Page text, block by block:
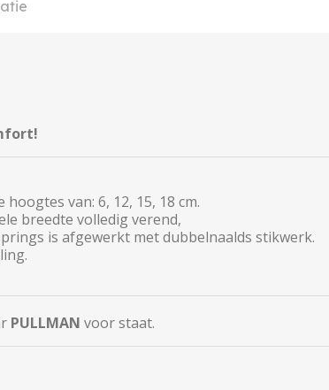
van: 6, 12, 15, 18 cm.
breedte volledig verend,
is afgewerkt met dubbelnaalds stikwerk.
PULLMAN voor staat.